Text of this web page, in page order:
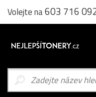
Volejte na603 716